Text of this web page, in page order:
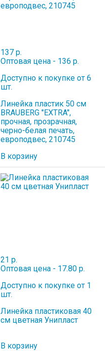
137 р.
Оптовая цена - 136 р.
Доступно к покупке от 6
шт.
Линейка пластик 50 см
BRAUBERG "EXTRA",
прочная, прозрачная,
черно-белая печать,
европодвес, 210745
В корзину
21 р.
Оптовая цена - 17.80 р.
Доступно к покупке от 1
шт.
Линейка пластиковая 40
см цветная Унипласт
В корзину